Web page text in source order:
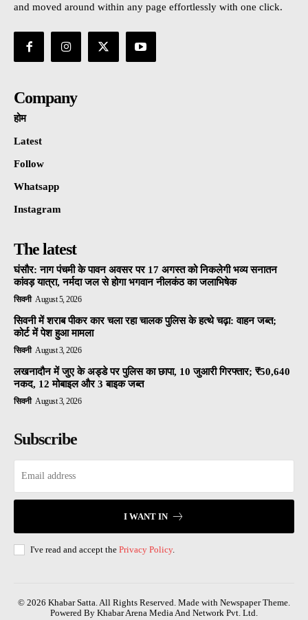
and moved around within any page effortlessly with one click.
Company
होम
Latest
Follow
Whatsapp
Instagram
The latest
घंसौर: नाग पंचमी के पावन अवसर पर 17 अगस्त को निकलेगी भव्य सनातन
कांवड़ यात्रा, नर्मदा जल से होगा भगवान नीलकंठ का जलाभिषेक
सिवनी August 5, 2026
सिवनी में शराब पीकर कार चला रहा चालक पुलिस के हत्थे चढ़ा: वाहन जब्त;
कोर्ट में पेश हुआ मामला
सिवनी August 3, 2026
लखनादौन में जुए के अड्डे पर पुलिस का छापा, 10 जुआरी गिरफ्तार; ₹50,640
नकद, 12 मोबाइल और 3 बाइक जब्त
सिवनी August 3, 2026
Subscribe
I WANT IN
I've read and accept the Privacy Policy.
© 2026 Khabar Satta. All Rights Reserved. Made with Newspaper Theme.
Powered By Khabar Arena Media And Network Pvt. Ltd.